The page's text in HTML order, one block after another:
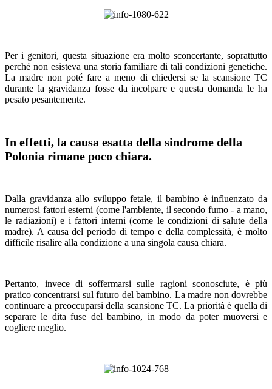
Per i genitori, questa situazione era molto sconcertante, soprattutto
perché non esisteva una storia familiare di tali condizioni genetiche.
La madre non poté fare a meno di chiedersi se la scansione TC
durante la gravidanza fosse da incolpare e questa domanda le ha
pesato pesantemente.
In effetti, la causa esatta della sindrome della
Polonia rimane poco chiara.
Dalla gravidanza allo sviluppo fetale, il bambino è influenzato da
numerosi fattori esterni (come l'ambiente, il secondo fumo - a mano,
le radiazioni) e i fattori interni (come le condizioni di salute della
madre). A causa del periodo di tempo e della complessità, è molto
difficile risalire alla condizione a una singola causa chiara.
Pertanto, invece di soffermarsi sulle ragioni sconosciute, è più
pratico concentrarsi sul futuro del bambino. La madre non dovrebbe
continuare a preoccuparsi della scansione TC. La priorità è quella di
separare le dita fuse del bambino, in modo da poter muoversi e
cogliere meglio.